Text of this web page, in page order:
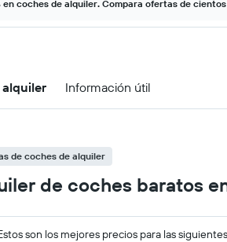
en coches de alquiler. Compara ofertas de
alquiler Información útil
de coches de alquiler
de coches baratos
son los mejores precios para las